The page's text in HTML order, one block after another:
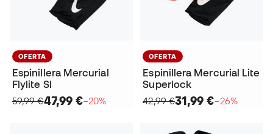
OFERTA
Espinillera Mercurial
Flylite Sl
59,99 €47,99 €−20%
OFERTA
Espinillera Mercurial Lite
Superlock
42,99 €31,99 €−26%